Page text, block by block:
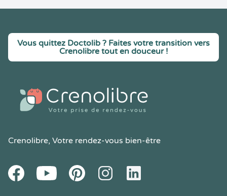
Vous quittez Doctolib ? Faites votre transition vers
Crenolibre tout en douceur !
Crenolibre, Votre rendez-vous bien-être
FacebookYoutube PinteresetInstagramLinkedIn